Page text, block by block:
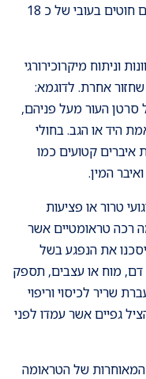
באמצעותו מתבצעת תפירת כלי הדם עם חוטים בעובי של כ 18
וניתוח מיקרוכירורגי
אחרת. לדוגמא:
סרטן העור מעל פניהם,
היד או הגב. בחולי
איברים קטועים כמו
המין.
טרור או פציעות
רכה טראומטיים אשר
את הנפגע בשל
דם, מוח או עצבים, תספק
שריר לכיסוי וריפוי
גפיים אשר עמדו לפני
המאוחרות של הטראומה